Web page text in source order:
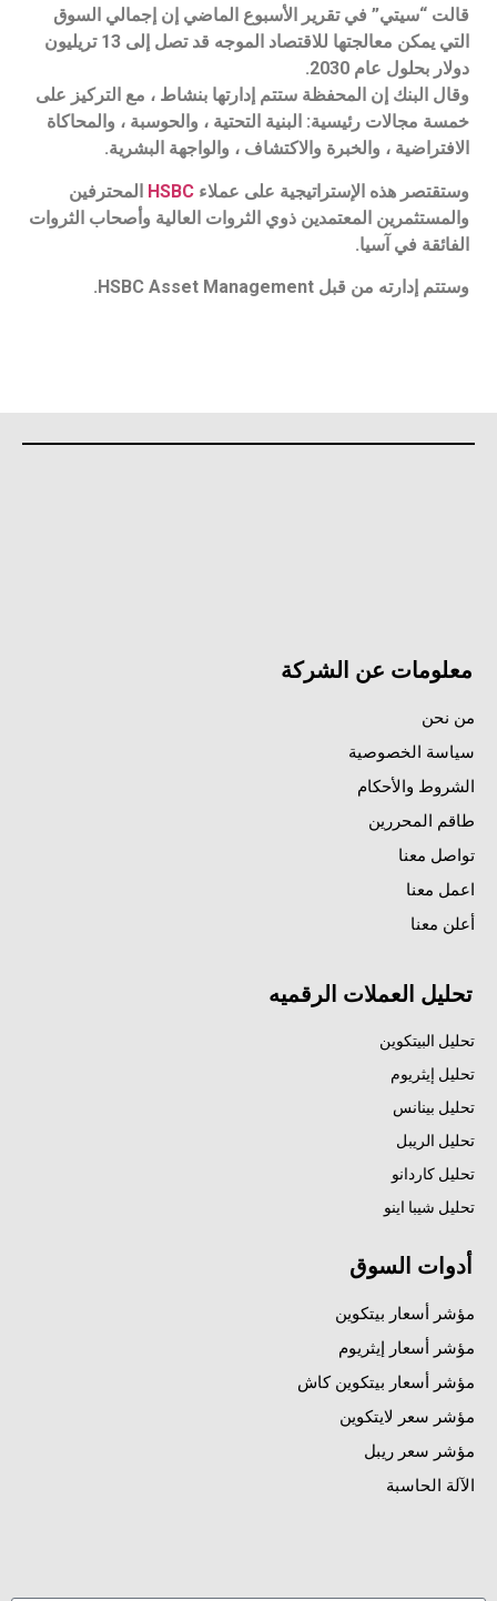
قالت “سيتي” في تقرير الأسبوع الماضي إن إجمالي السوق
التي يمكن معالجتها للاقتصاد الموجه قد تصل إلى 13 تريليون
دولار بحلول عام 2030.
وقال البنك إن المحفظة ستتم إدارتها بنشاط ، مع التركيز على
خمسة مجالات رئيسية: البنية التحتية ، والحوسبة ، والمحاكاة
الافتراضية ، والخبرة والاكتشاف ، والواجهة البشرية.
وستقتصر هذه الإستراتيجية على عملاء HSBC المحترفين
والمستثمرين المعتمدين ذوي الثروات العالية وأصحاب الثروات
الفائقة في آسيا.
وستتم إدارته من قبل HSBC Asset Management.
معلومات عن الشركة
من نحن
سياسة الخصوصية
الشروط والأحكام
طاقم المحررين
تواصل معنا
اعمل معنا
أعلن معنا
تحليل العملات الرقميه
تحليل البيتكوين
تحليل إيثريوم
تحليل بينانس
تحليل الريبل
تحليل كاردانو
تحليل شيبا اينو
أدوات السوق
مؤشر أسعار بيتكوين
مؤشر أسعار إيثريوم
مؤشر أسعار بيتكوين كاش
مؤشر سعر لايتكوين
مؤشر سعر ريبل
الآلة الحاسبة